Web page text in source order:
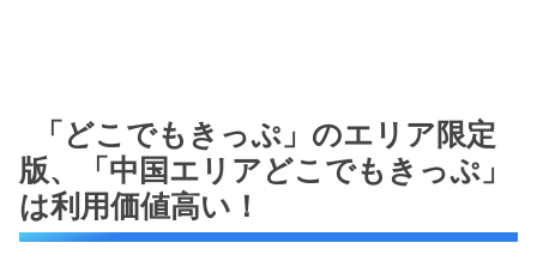
「どこでもきっぷ」のエリア限定
版、「中国エリアどこでもきっぷ」
は利用価値高い！